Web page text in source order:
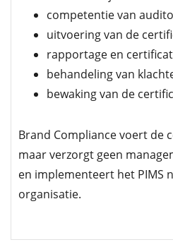
competentie van
uitvoering van de
rapportage en
behandeling van
bewaking van de
Brand Compliance voert de
maar verzorgt geen
en implementeert het PIMS
organisatie.